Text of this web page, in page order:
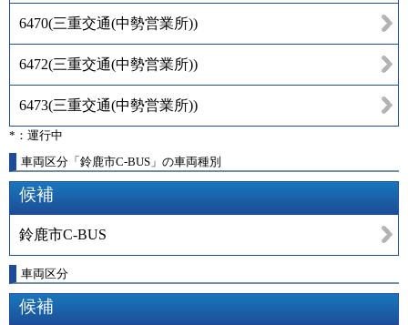
6470(三重交通(中勢営業所))
6472(三重交通(中勢営業所))
6473(三重交通(中勢営業所))
*：運行中
車両区分「鈴鹿市C-BUS」の車両種別
候補
鈴鹿市C-BUS
車両区分
候補